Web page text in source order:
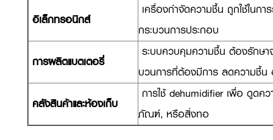
อิเล็กทรอนิกส์
เครื่องกำจัดความชื้น ถูกใช้ในก
กระบวนการประกอบ
การผลิตแบตเตอรี่
ระบบควบคุมความชื้น ต้องรักษา
บวนการที่ต้องมีการ ลดความชื้น
คลังสินค้าและห้องเก็บ
การใช้ dehumidifier เพื่อ ดูดค
ภัณฑ์, หรือสิ่งทอ